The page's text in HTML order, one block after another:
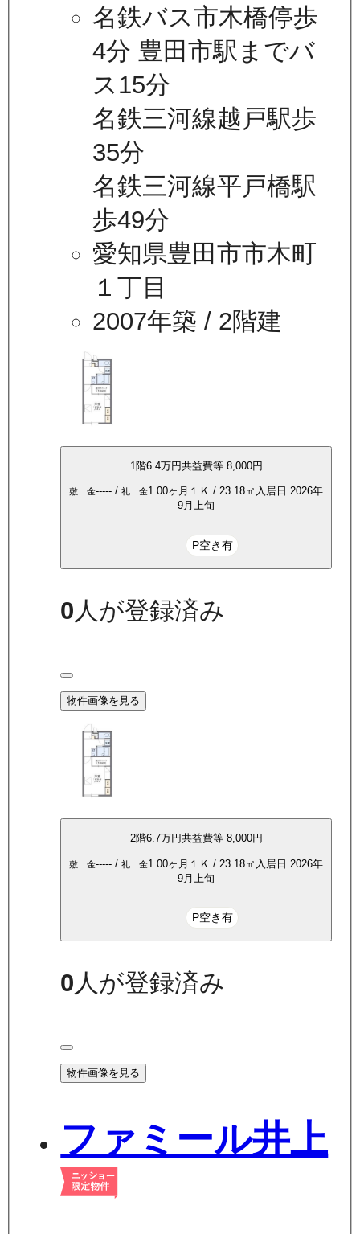
名鉄バス市木橋停歩
4分 豊田市駅までバ
ス15分
名鉄三河線越戸駅歩
35分
名鉄三河線平戸橋駅
歩49分
愛知県豊田市市木町
１丁目
2007年築 / 2階建
1階6.4万円共益費等 8,000円
敷 金----- / 礼 金1.00ヶ月 １Ｋ / 23.18㎡ 入居日 2026年
9月上旬
P空き有
0 人が登録済み
物件画像を見る
2階6.7万円共益費等 8,000円
敷 金----- / 礼 金1.00ヶ月 １Ｋ / 23.18㎡ 入居日 2026年
9月上旬
P空き有
0人が登録済み
物件画像を見る
ファミール井上